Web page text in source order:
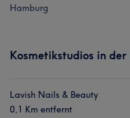
Hamburg
Kosmetikstudios in der
Lavish Nails & Beauty
0,1 Km entfernt